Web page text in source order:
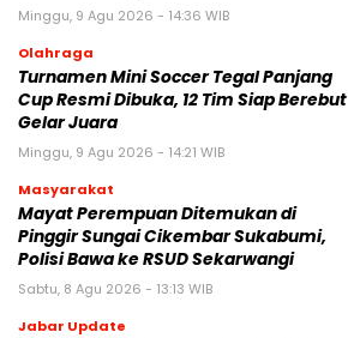
Minggu, 9 Agu 2026 - 14:36 WIB
Olahraga
Turnamen Mini Soccer Tegal Panjang
Cup Resmi Dibuka, 12 Tim Siap Berebut
Gelar Juara
Minggu, 9 Agu 2026 - 14:21 WIB
Masyarakat
‎Mayat Perempuan Ditemukan di
Pinggir Sungai Cikembar Sukabumi,
Polisi Bawa ke RSUD Sekarwangi‎
Sabtu, 8 Agu 2026 - 13:13 WIB
Jabar Update